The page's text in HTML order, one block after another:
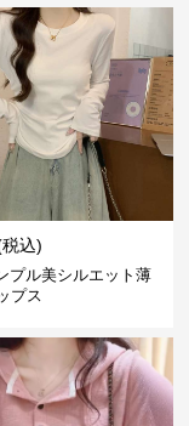
込)
プル美シルエット薄
プス